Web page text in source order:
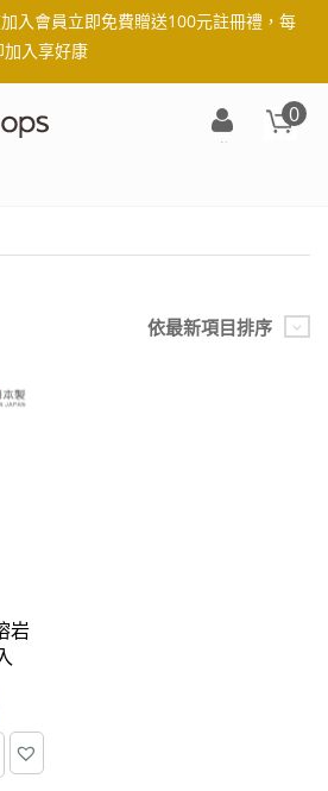
入會員立即免費贈送100元註冊禮，每
加入享好康
0
依最新項目排序
岩